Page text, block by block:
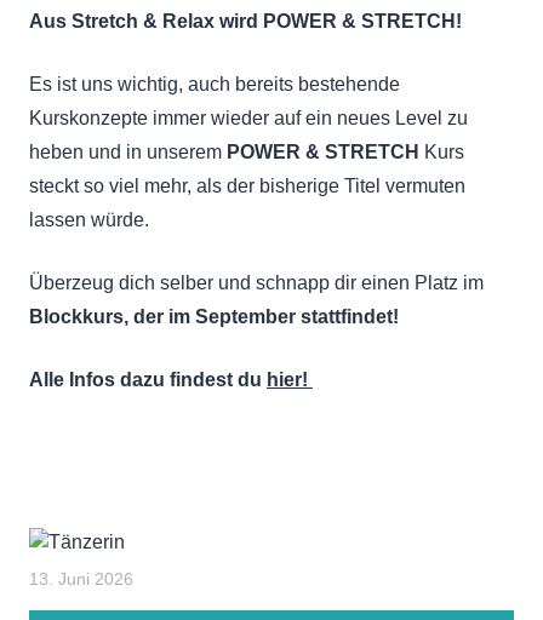
Aus Stretch & Relax wird POWER & STRETCH!
Es ist uns wichtig, auch bereits bestehende
Kurskonzepte immer wieder auf ein neues Level zu
heben und in unserem POWER & STRETCH Kurs
steckt so viel mehr, als der bisherige Titel vermuten
lassen würde.
Überzeug dich selber und schnapp dir einen Platz im
Blockkurs, der im September stattfindet!
Alle Infos dazu findest du hier!
13. Juni 2026